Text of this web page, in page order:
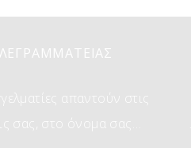
απαντούν στις
σας, στο όνομα σας…